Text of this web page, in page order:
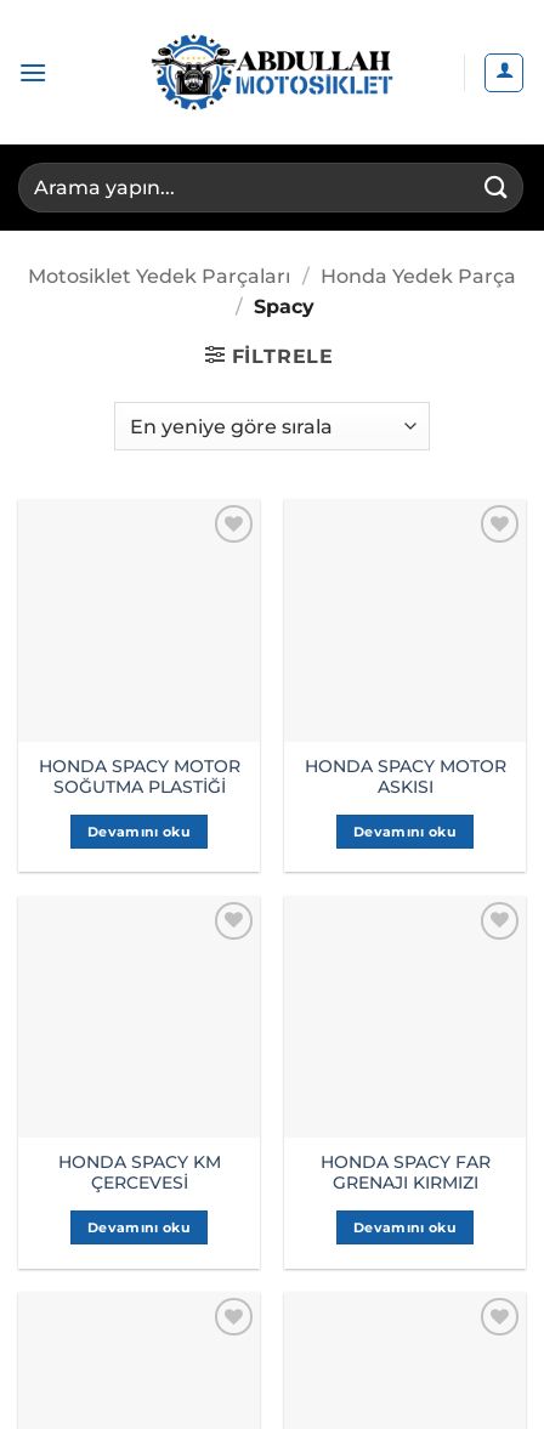
Ara:
Motosiklet Yedek Parçaları / Honda Yedek Parça
/ Spacy
FILTRELE
HONDA SPACY MOTOR
SOĞUTMA PLASTİĞİ
Devamını oku
HONDA SPACY MOTOR
ASKISI
Devamını oku
HONDA SPACY KM
ÇERCEVESİ
Devamını oku
HONDA SPACY FAR
GRENAJI KIRMIZI
Devamını oku